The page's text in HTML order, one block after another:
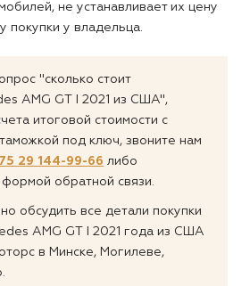
не устанавливает их цену
покупки у владельца.
"сколько стоит
AMG GT I 2021 из США",
итоговой стоимости с
под ключ, звоните нам
29 144-99-66 либо
формой обратной связи.
обсудить все детали покупки
AMG GT I 2021 года из США
в Минске, Могилеве,